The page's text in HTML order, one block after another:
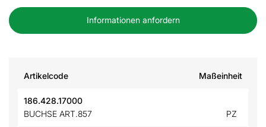
Informationen anfordern
Artikelcode Maßeinheit
186.428.17000
BUCHSE ART.857
PZ